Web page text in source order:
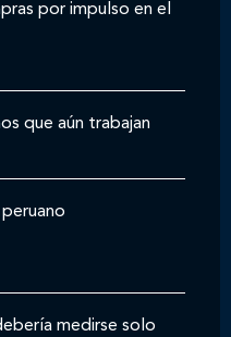
por impulso en el
que aún trabajan
medirse solo